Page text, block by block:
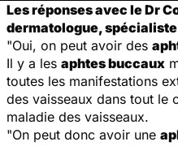
Les réponses avec le Dr
dermatologue,
"Oui, on peut avoir des
Il y a les aphtes buccaux
toutes les manifestations
des vaisseaux dans tout le
maladie des vaisseaux.
"On peut donc avoir une